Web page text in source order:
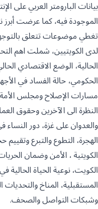
بيانات البارومتر العربي على
الموجودة فيه، كما عرضت أبرز
تغطي موضوعات تتعلق
لدى الكويتيين، شملت اهم
الحالية، الوضع الاقتصادي
الحكومي، حالة الفساد في
مسارات الإصلاح ومجلس
النظرة الى الآخرين وحقوق
والعدوان على غزة، دور النساء
الهجرة، التطوع والتبرع
الكويتية ، الأمن وضمان
الكويت، نوعية الحياة
المستقبلية، المناخ والتحديات
وشبكات التواصل والصحف.